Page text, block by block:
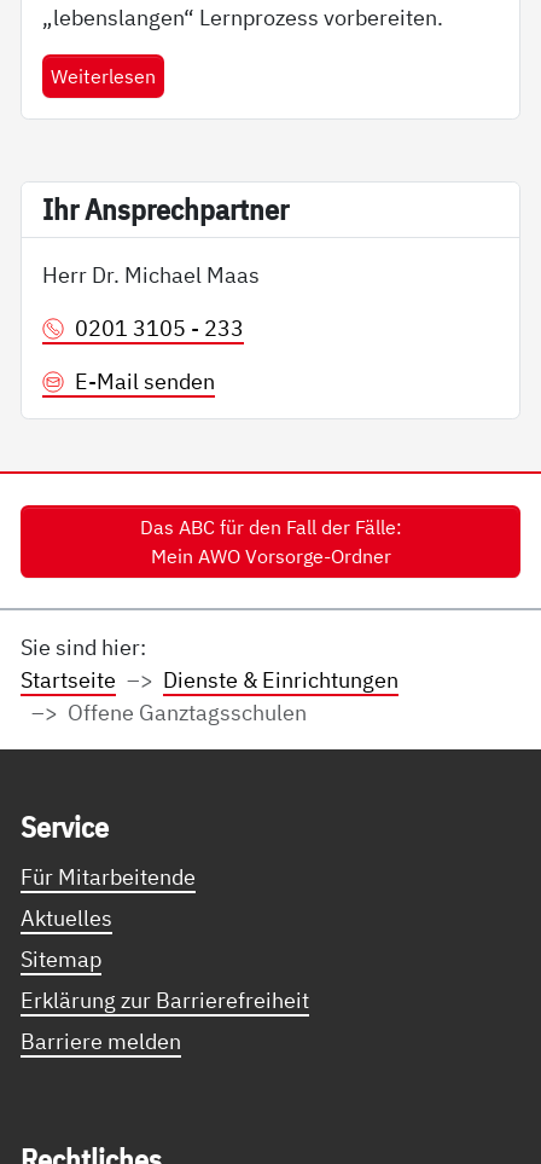
„lebenslangen“ Lernprozess vorbereiten.
Weiterlesen
Ihr An­sp­rech­part­ner
Herr Dr. Michael Maas
0201 3105 - 233
E-Mail senden
Das ABC für den Fall der Fälle:
Mein AWO Vorsorge-Ordner
Sie sind hier:
Startseite
Dienste & Einrichtungen
Offene Ganztagsschulen
Ser­vice
Für Mitarbeitende
Aktuelles
Sitemap
Erklärung zur Barrierefreiheit
Barriere melden